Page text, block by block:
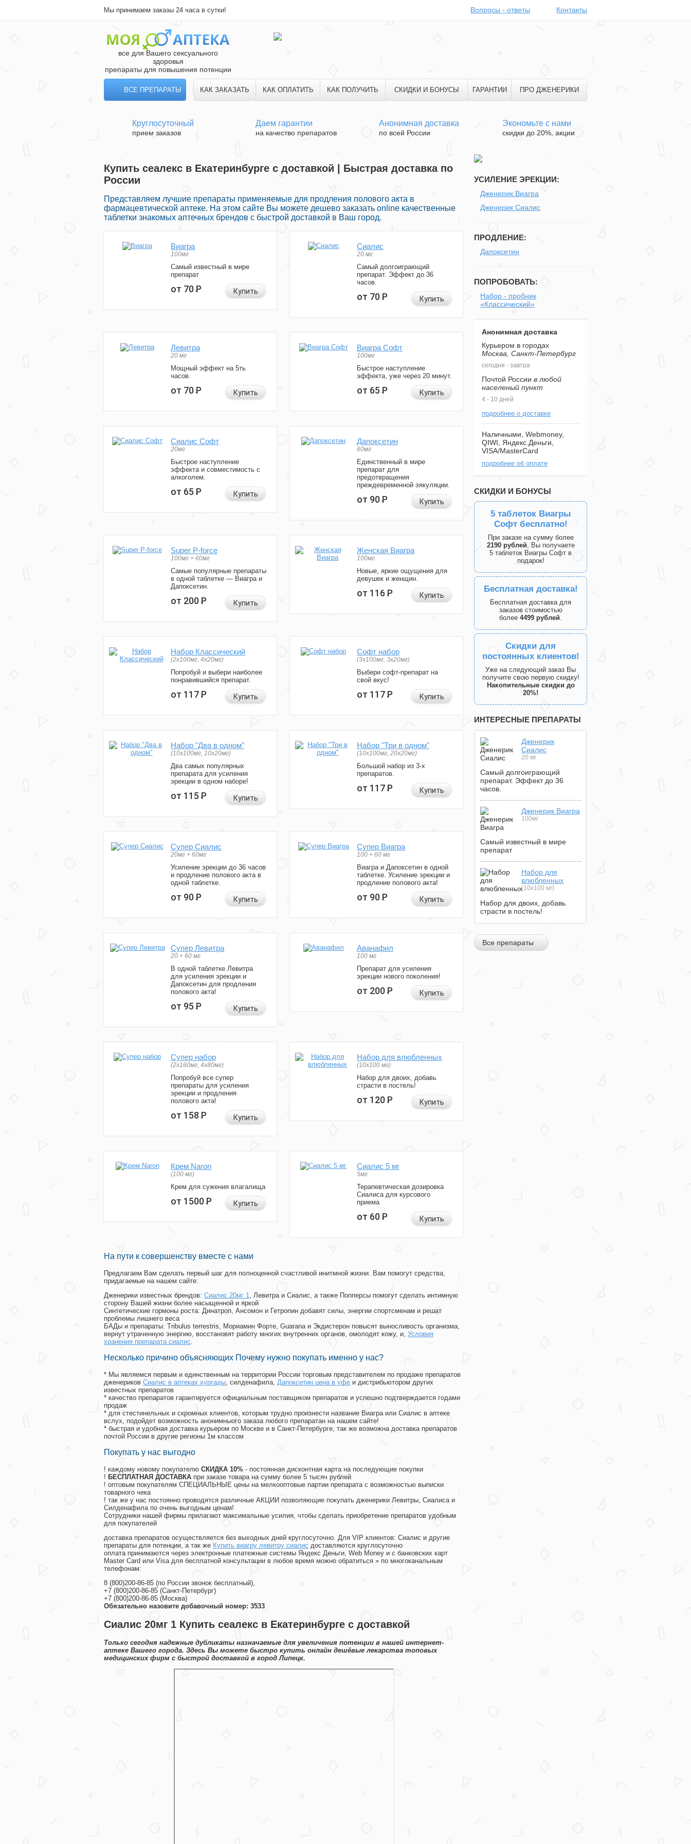
Мы принимаем заказы 24 часа в сутки! Вопросы - ответы Контакты
все для Вашего сексуального
здоровья
препараты для повышения потенции
ВСЕ ПРЕПАРАТЫ КАК ЗАКАЗАТЬ КАК ОПЛАТИТЬ КАК ПОЛУЧИТЬ СКИДКИ И БОНУСЫ ГАРАНТИИ ПРО ДЖЕНЕРИКИ
Круглосуточный
прием заказов
Даем гарантии
на качество препаратов
Анонимная доставка
по всей России
Экономьте с нами
скидки до 20%, акции
Купить сеалекс в Екатеринбурге с доставкой | Быстрая доставка по
России
Представляем лучшие препараты применяемые для продления полового акта в
фармацевтической аптеке. На этом сайте Вы можете дешево заказать online качественные
таблетки знакомых аптечных брендов с быстрой доставкой в Ваш город.
Виагра
100мг
Самый известный в мире
препарат
от 70Р Купить
Сиалис
20 мг
Самый долгоиграющий
препарат. Эффект до 36
часов.
от 70Р Купить
Левитра
20 мг
Мощный эффект на 5ть
часов.
от 70Р Купить
Виагра Софт
100мг
Быстрое наступление
эффекта, уже через 20 минут.
от 65Р Купить
Сиалис Софт
20мг
Быстрое наступление
эффекта и совместимость с
алкоголем.
от 65Р Купить
Дапоксетин
60мг
Единственный в мире
препарат для
предотвращения
преждевременной эякуляции.
от 90Р Купить
Super P-force
100мг + 60мг
Самые популярные препараты
в одной таблетке — Виагра и
Дапоксетин.
от 200Р Купить
Женская Виагра
100мг
Новые, яркие ощущения для
девушек и женщин.
от 116Р Купить
Набор Классический
(2x100мг, 4x20мг)
Попробуй и выбери наиболее
понравившийся препарат.
от 117Р Купить
Софт набор
(3x100мг, 3x20мг)
Выбери софт-препарат на
свой вкус!
от 117Р Купить
Набор "Два в одном"
(10x100мг, 10x20мг)
Два самых популярных
препарата для усиления
эрекции в одном наборе!
от 115Р Купить
Набор "Три в одном"
(10x100мг, 20x20мг)
Большой набор из 3-х
препаратов.
от 117Р Купить
Супер Сиалис
20мг + 60мг
Усиление эрекции до 36 часов
и продление полового акта в
одной таблетке.
от 90Р Купить
Супер Виагра
100 + 60 мг
Виагра и Дапоксетин в одной
таблетке. Усиление эрекции и
продление полового акта!
от 90Р Купить
Супер Левитра
20 + 60 мг
В одной таблетке Левитра
для усиления эрекции и
Дапоксетин для продления
полового акта!
от 95Р Купить
Аванафил
100 мг
Препарат для усиления
эрекции нового поколения!
от 200Р Купить
Супер набор
(2х160мг, 4х80мг)
Попробуй все супер
препараты для усиления
эрекции и продления
полового акта!
от 158Р Купить
Набор для влюбленных
(10х100 мг)
Набор для двоих, добавь
страсти в постель!
от 120Р Купить
Крем Naron
(100 мг)
Крем для сужения влагалища
от 1500Р Купить
Сиалис 5 мг
5мг
Терапевтическая дозировка
Сиалиса для курсового
приема
от 60Р Купить
На пути к совершенству вместе с нами
Предлагаем Вам сделать первый шаг для полноценной счастливой инитмной жизни. Вам помогут средства,
придагаемые на нашем сайте:
Дженерики известных брендов: Сиалис 20мг 1, Левитра и Сиалис, а также Попперсы помогут сделать интимную
сторону Вашей жизни более насыщенной и яркой
Синтетические гормоны роста: Динатроп, Ансомон и Гетропин добавят силы, энергии спортсменам и решат
проблемы лишнего веса
БАДы и препараты: Tribulus terrestris, Мориамин Форте, Guarana и Экдистерон повысят выносливость организма,
вернут утраченную энергию, восстановят работу многих внутренних органов, омолодят кожу, и, Условия
хранения препарата сиалис.
Несколько причино объясняющих Почему нужно покупать именно у нас?
* Мы являемся первым и единственным на территории России торговым представителем по продаже препаратов
дженериков Сиалис в аптеках хургады, силденафила, Дапоксетин цена в уфе и дистрибьютором других
известных препаратов
* качество препаратов гарантируется официальным поставщиком препаратов и успешно подтверждается годами
продаж
* для стестинельных и скромных клиентов, которым трудно произнести название Виагра или Сиалис в аптеке
вслух, подойдет возможность анонимныого заказа любого препаратан на нашем сайте!
* быстрая и удобная доставка курьером по Москве и в Санкт-Петербурге, так же возможна доставка препаратов
почтой России в другие регионы 1м классом
Покупать у нас выгодно
! каждому новому покупателю СКИДКА 10% - постоянная дисконтная карта на последующие покупки
! БЕСПЛАТНАЯ ДОСТАВКА при заказе товара на сумму более 5 тысяч рублей
! оптовым покупателям СПЕЦИАЛЬНЫЕ цены на мелкооптовые партии препарата с возможностью выписки
товарного чека
! так же у нас постоянно проводятся различные АКЦИИ позволяющие покупать дженерики Левитры, Сиалиса и
Силденафила по очень выгодным ценам!
Cотрудники нашей фирмы прилагают максимальные усилия, чтобы сделать приобретение препаратов удобным
для покупателей
доставка препаратов осуществляется без выходных дней круглосуточно. Для VIP клиентов: Сиалис и другие
препараты для потенции, а так же Купить виагру левитру сиалис доставляются круглосуточно
оплата принимаются через электронные платежные системы Яндекс Деньги, Web Money и с банковских карт
Master Card или Visa для бесплатной консультации в любое время можно обратиться » по многоканальным
телефонам:
8 (800)200-86-85 (по России звонок бесплатный),
+7 (800)200-86-85 (Санкт-Петербург)
+7 (800)200-86-85 (Москва)
Обязательно назовите добавочный номер: 3533
Сиалис 20мг 1 Купить сеалекс в Екатеринбурге с доставкой
Только сегодня надежные дубликаты назначаемые для увеличения потенции в нашей интернет-
аптеке Вашего города. Здесь Вы можете быстро купить онлайн дешёвые лекарства топовых
медицинских фирм с быстрой доставкой в город Липецк.
УСИЛЕНИЕ ЭРЕКЦИИ:
Дженерик Виагра
Дженерик Сиалис
ПРОДЛЕНИЕ:
Дапоксетин
ПОПРОБОВАТЬ:
Набор - пробник
«Классический»
Анонимная доставка
Курьером в городах
Москва, Санкт-Петербург
сегодня - завтра
Почтой России в любой
населеный пункт
4 - 10 дней
подробнее о доставке
Наличными, Webmoney,
QIWI, Яндекс.Деньги,
VISA/MasterCard
подробнее об оплате
СКИДКИ И БОНУСЫ
5 таблеток Виагры
Софт бесплатно!
При заказе на сумму более
2190 рублей, Вы получаете
5 таблеток Виагры Софт в
подарок!
Бесплатная доставка!
Бесплатная доставка для
заказов стоимостью
более 4499 рублей.
Скидки для
постоянных клиентов!
Уже на следующий заказ Вы
получите свою первую скидку!
Накопительные скидки до
20%!
ИНТЕРЕСНЫЕ ПРЕПАРАТЫ
Дженерик
Сиалис
20 мг
Самый долгоиграющий
препарат. Эффект до 36
часов.
Дженерик Виагра
100мг
Самый известный в мире
препарат
Набор для
влюбленных
(10х100 мг)
Набор для двоих, добавь
страсти в постель!
Все препараты